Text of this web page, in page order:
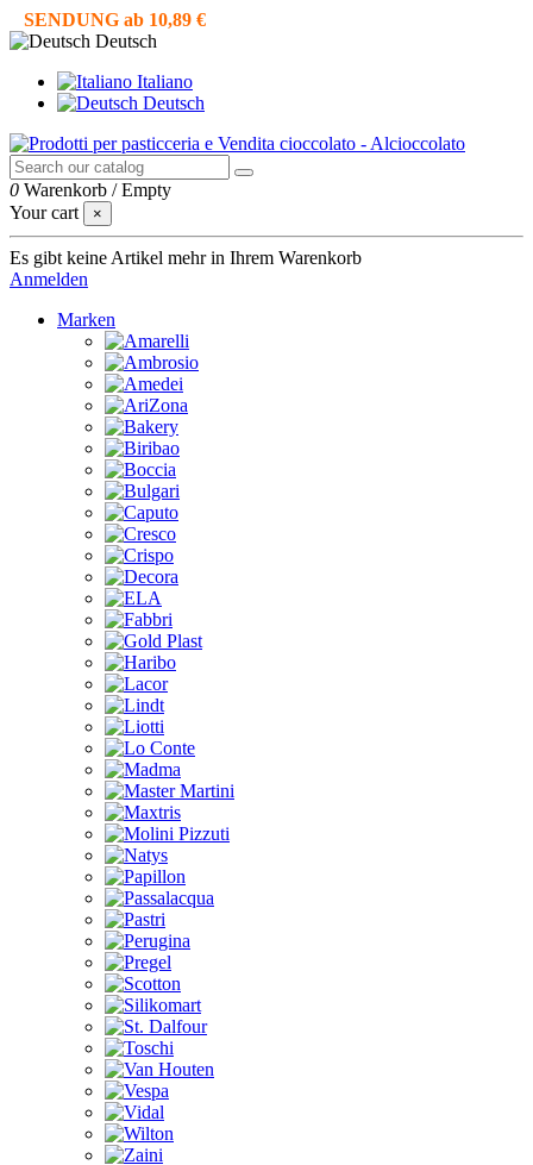
SENDUNG ab 10,89 €
Deutsch
Italiano
Deutsch
0 Warenkorb /Empty
Your cart
×
Es gibt keine Artikel mehr in Ihrem Warenkorb
Anmelden
Marken